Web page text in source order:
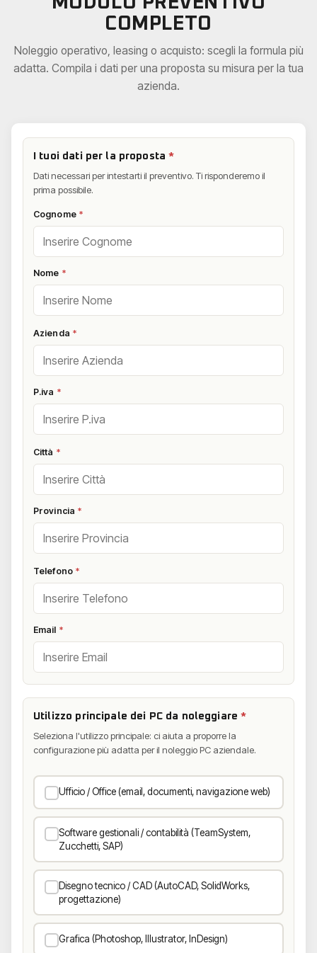
COMPLETO
Noleggio operativo, leasing o acquisto: scegli la formula più
adatta. Compila i dati per una proposta su misura per la tua
azienda.
I tuoi dati per la proposta*
Dati necessari per intestarti il preventivo. Ti risponderemo il
prima possibile.
Cognome *
Nome *
Azienda *
P.iva *
Città *
Provincia *
Telefono *
Email *
Utilizzo principale dei PC da noleggiare*
Seleziona l'utilizzo principale: ci aiuta a proporre la
configurazione più adatta per il noleggio PC aziendale.
Ufficio / Office (email, documenti, navigazione web)
Software gestionali / contabilità (TeamSystem,
Zucchetti, SAP)
Disegno tecnico / CAD (AutoCAD, SolidWorks,
progettazione)
Grafica (Photoshop, Illustrator, InDesign)